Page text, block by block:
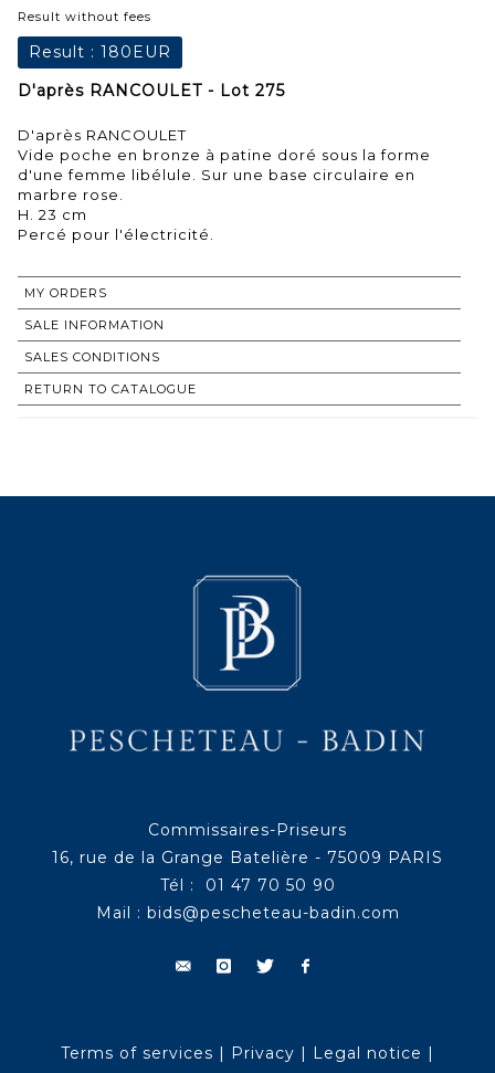
Result without fees
Result : 180EUR
D'après RANCOULET - Lot 275
D'après RANCOULET
Vide poche en bronze à patine doré sous la forme
d'une femme libélule. Sur une base circulaire en
marbre rose.
H. 23 cm
Percé pour l'électricité.
MY ORDERS
SALE INFORMATION
SALES CONDITIONS
RETURN TO CATALOGUE
Commissaires-Priseurs
16, rue de la Grange Batelière - 75009 PARIS
Tél : 01 47 70 50 90
Mail : bids@pescheteau-badin.com
Terms of services | Privacy | Legal notice |